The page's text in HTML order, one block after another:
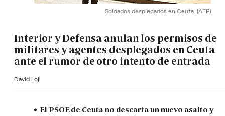
Soldados desplegados en Ceuta. (AFP)
Interior y Defensa anulan los permisos de
militares y agentes desplegados en Ceuta
ante el rumor de otro intento de entrada
David Loji
El PSOE de Ceuta no descarta un nuevo asalto y